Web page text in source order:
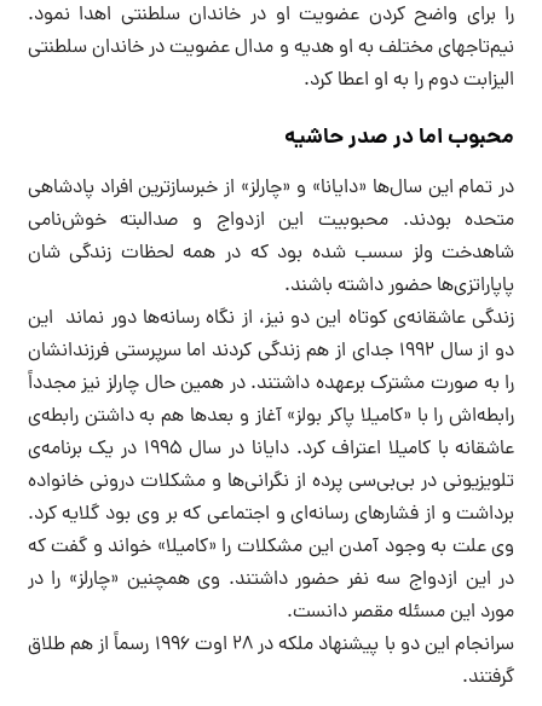
را برای واضح کردن عضویت او در خاندان سلطنتی اهدا نمود.
نیم‌تاجهای مختلف به او هدیه و مدال عضویت در خاندان سلطنتی
الیزابت دوم را به او اعطا کرد.
محبوب اما در صدر حاشیه
در تمام این سال‌ها «دایانا» و «چارلز» از خبرسازترین افراد پادشاهی
متحده بودند. محبوبیت این ازدواج و صدالبته خوش‌نامی
شاهدخت ولز سسب شده بود که در همه لحظات زندگی شان
پاپاراتزی‌ها حضور داشته باشند.
زندگی عاشقانه‌ی کوتاه این دو نیز، از نگاه رسانه‌ها دور نماند‌ این
دو از سال ۱۹۹۲ جدای از هم زندگی کردند اما سرپرستی فرزندانشان
را به صورت مشترک برعهده داشتند. در همین حال چارلز نیز مجدداً
رابطه‌اش را با «کامیلا پاکر بولز» آغاز و بعدها هم به داشتن رابطه‌ی
عاشقانه با کامیلا اعتراف کرد. دایانا در سال ۱۹۹۵ در یک برنامه‌ی
تلویزیونی در بی‌بی‌سی پرده از نگرانی‌ها و مشکلات درونی خانواده
برداشت و از فشارهای رسانه‌ای و اجتماعی که بر وی بود گلایه کرد.
وی علت به وجود آمدن این مشکلات را «کامیلا» خواند و گفت که
در این ازدواج سه نفر حضور داشتند. وی همچنین «چارلز» را در
مورد این مسئله مقصر دانست.
سرانجام این دو با پیشنهاد ملکه در ۲۸ اوت ۱۹۹۶ رسماً از هم طلاق
گرفتند.